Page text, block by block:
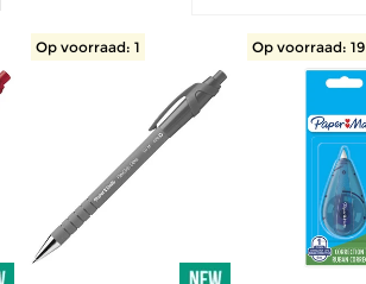
Op voorraad: 1 Op voorraad: 19